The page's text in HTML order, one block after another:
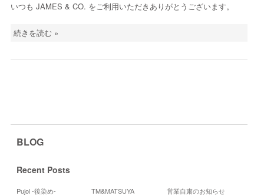
いつも JAMES & CO. をご利用いただきありがとうございます。
続きを読む »
BLOG
Recent Posts
Pujol -後染め- TM&MATSUYA
営業自粛のお知らせ